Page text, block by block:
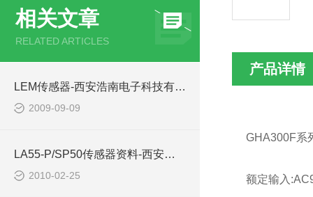
相关文章
RELATED ARTICLES
LEM传感器-西安浩南电子科技有限公司
2009-09-09
LA55-P/SP50传感器资料-西安浩南电子科技
2010-02-25
产品详情
GHA300F系
额定输入